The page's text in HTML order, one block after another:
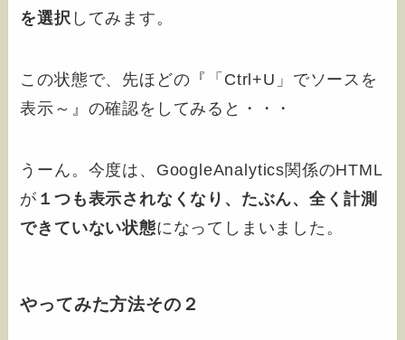
を選択 してみます。
この状態で、先ほどの『「Ctrl+U」でソースを
表示～』の確認をしてみると・・・
うーん。今度は、GoogleAnalytics関係のHTML
が １つも表示されなくなり、たぶん、全く計測
できていない状態になってしまいました。
やってみた方法その２